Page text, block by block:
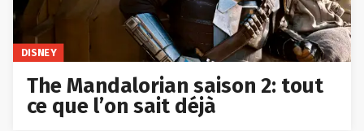
DISNEY
The Mandalorian saison 2: tout
ce que l’on sait déjà